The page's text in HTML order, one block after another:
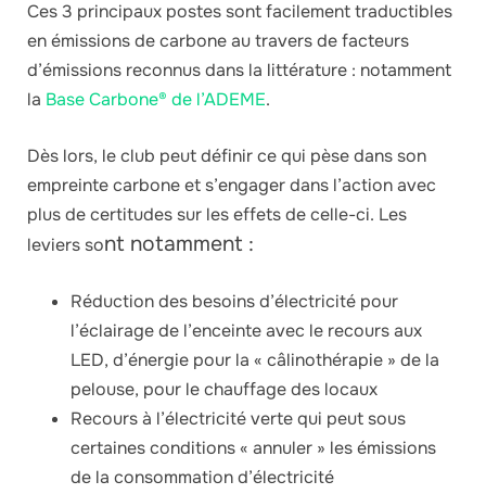
Ces 3 principaux postes sont facilement traductibles
en émissions de carbone au travers de facteurs
d’émissions reconnus dans la littérature : notamment
la Base Carbone® de l’ADEME.
Dès lors, le club peut définir ce qui pèse dans son
empreinte carbone et s’engager dans l’action avec
plus de certitudes sur les effets de celle-ci. Les
leviers sont notamment :
Réduction des besoins d’électricité pour
l’éclairage de l’enceinte avec le recours aux
LED, d’énergie pour la « câlinothérapie » de la
pelouse, pour le chauffage des locaux
Recours à l’électricité verte qui peut sous
certaines conditions « annuler » les émissions
de la consommation d’électricité